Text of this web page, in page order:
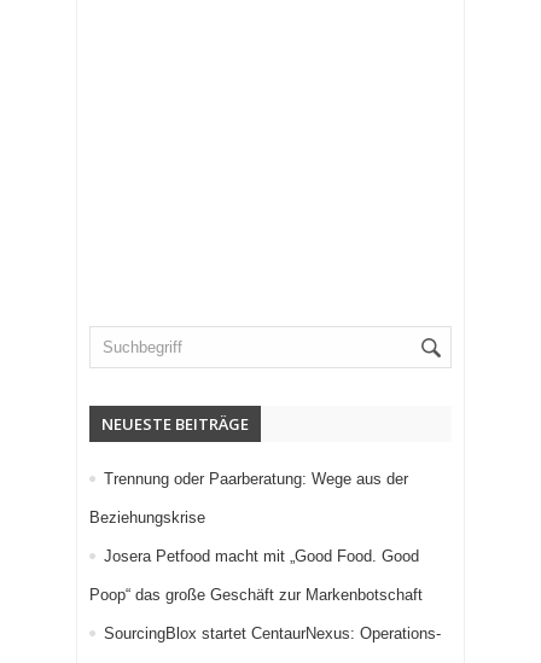
NEUESTE BEITRÄGE
Trennung oder Paarberatung: Wege aus der
Beziehungskrise
Josera Petfood macht mit „Good Food. Good
Poop“ das große Geschäft zur Markenbotschaft
SourcingBlox startet CentaurNexus: Operations-